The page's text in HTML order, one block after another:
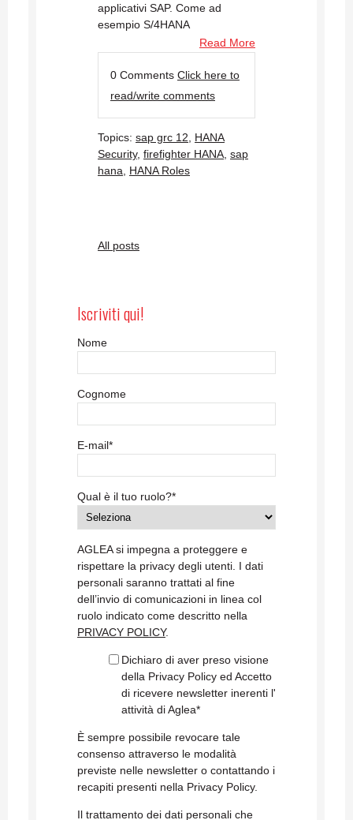
applicativi SAP. Come ad
esempio S/4HANA
Read More
0 Comments Click here to
read/write comments
Topics: sap grc 12
HANA
Security, firefighter HANA sap
hana
HANA Roles
All posts
Iscriviti qui!
Nome
Cognome
E-mail*
Qual è il tuo ruolo?*
AGLEA si impegna a proteggere e
rispettare la privacy degli utenti. I dati
personali saranno trattati al fine
dell’invio di comunicazioni in linea col
ruolo indicato come descritto nella
PRIVACY POLICY.
Dichiaro di aver preso visione
della Privacy Policy ed Accetto
di ricevere newsletter inerenti l'
attività di Aglea*
È sempre possibile revocare tale
consenso attraverso le modalità
previste nelle newsletter o contattando i
recapiti presenti nella Privacy Policy.
Il trattamento dei dati personali che